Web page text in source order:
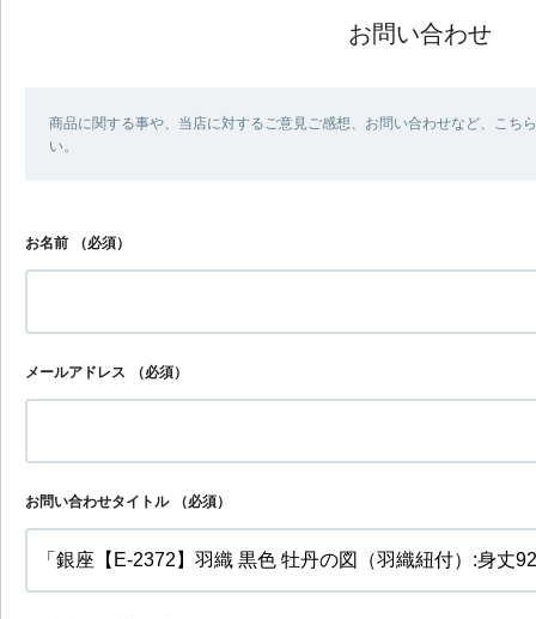
お問い合わせ
商品に関する事や、当店に対するご意見ご感想、お問い合わせなど、こち
い。
お名前 （必須）
メールアドレス （必須）
お問い合わせタイトル （必須）